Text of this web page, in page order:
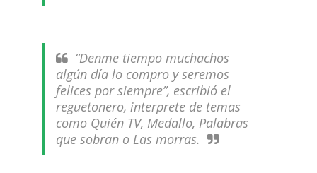
“Denme tiempo muchachos
algún día lo compro y seremos
felices por siempre”, escribió el
reguetonero, interprete de temas
como Quién TV, Medallo, Palabras
que sobran o Las morras.